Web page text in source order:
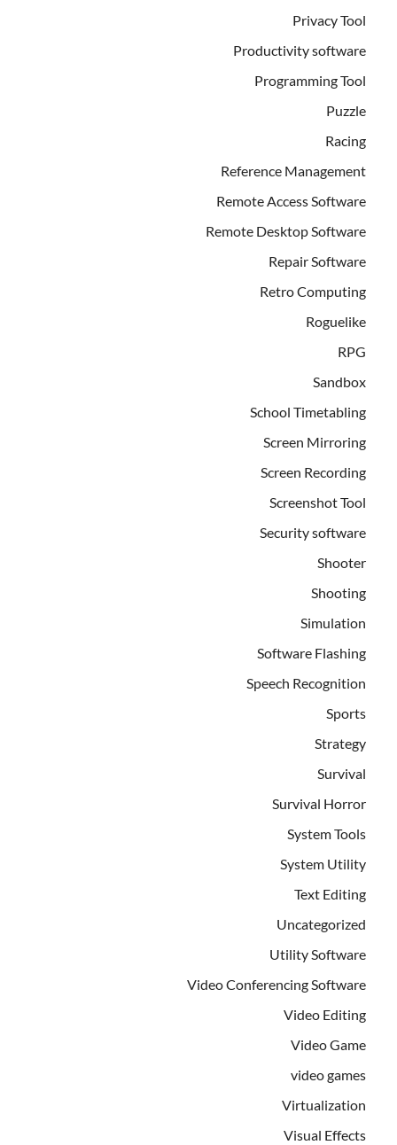
Privacy Tool
Productivity software
Programming Tool
Puzzle
Racing
Reference Management
Remote Access Software
Remote Desktop Software
Repair Software
Retro Computing
Roguelike
RPG
Sandbox
School Timetabling
Screen Mirroring
Screen Recording
Screenshot Tool
Security software
Shooter
Shooting
Simulation
Software Flashing
Speech Recognition
Sports
Strategy
Survival
Survival Horror
System Tools
System Utility
Text Editing
Uncategorized
Utility Software
Video Conferencing Software
Video Editing
Video Game
video games
Virtualization
Visual Effects